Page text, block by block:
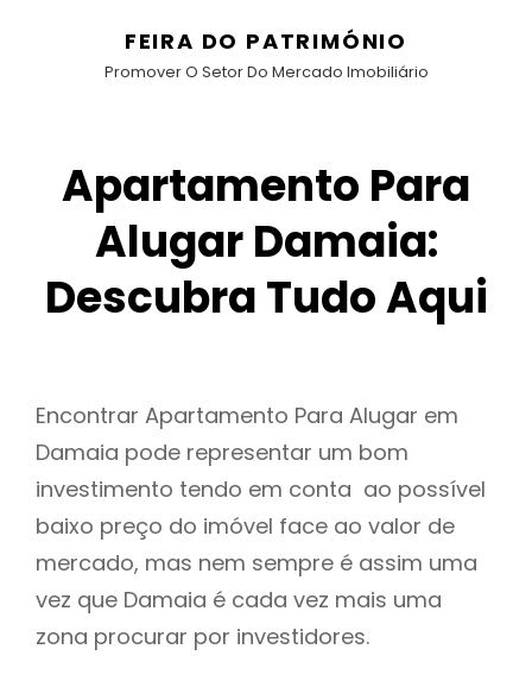
FEIRA DO PATRIMÓNIO
Promover O Setor Do Mercado Imobiliário
Apartamento Para
Alugar Damaia:
Descubra Tudo Aqui
Encontrar Apartamento Para Alugar em
Damaia pode representar um bom
investimento tendo em conta ao possível
baixo preço do imóvel face ao valor de
mercado, mas nem sempre é assim uma
vez que Damaia é cada vez mais uma
zona procurar por investidores.